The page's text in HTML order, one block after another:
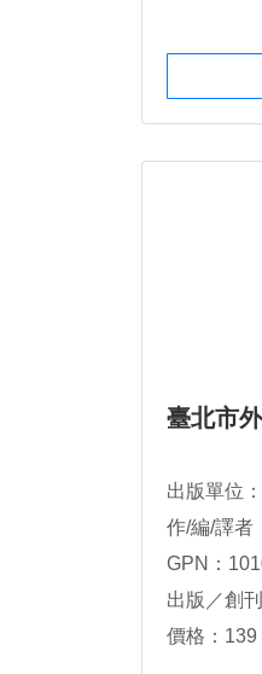
臺北市
出版單位：
作/編/譯者
GPN：
出版／創
價格：139